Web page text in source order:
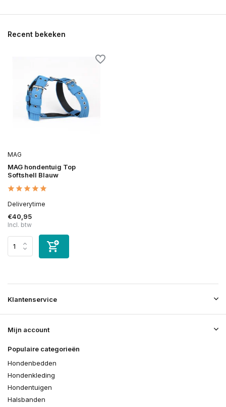
Recent bekeken
MAG
MAG hondentuig Top
Softshell Blauw
Deliverytime
€40,95
Incl. btw
Klantenservice
Mijn account
Populaire categorieën
Hondenbedden
Hondenkleding
Hondentuigen
Halsbanden